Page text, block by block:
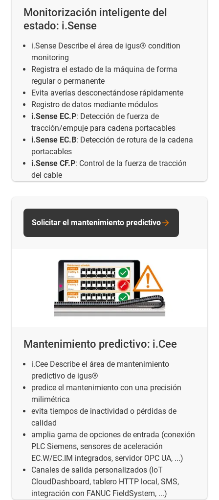
Monitorización inteligente del
estado: i.Sense
i.Sense Describe el área de igus® condition
monitoring
Registra el estado de la máquina de forma
regular o permanente
Evita averías desconectándose rápidamente
Registro de datos mediante módulos
i.Sense EC.P: Detección de fuerza de
tracción/empuje para cadena portacables
i.Sense EC.B: Detección de rotura de la cadena
portacables
i.Sense CF.P: Control de la fuerza de tracción
del cable
Mantenimiento predictivo: i.Cee
i.Cee Describe el área de mantenimiento
predictivo de igus®
predice el mantenimiento con una precisión
milimétrica
evita tiempos de inactividad o pérdidas de
calidad
amplia gama de opciones de entrada (conexión
PLC Siemens, sensores de aceleración
EC.W/EC.IM integrados, servidor OPC UA, ...)
Canales de salida personalizados (IoT
CloudDashboard, tablero HTTP local, SMS,
integración con FANUC FieldSystem, ...)
Solicitar el mantenimiento predictivo